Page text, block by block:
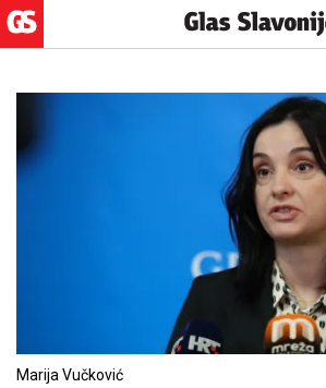
Marija Vučković